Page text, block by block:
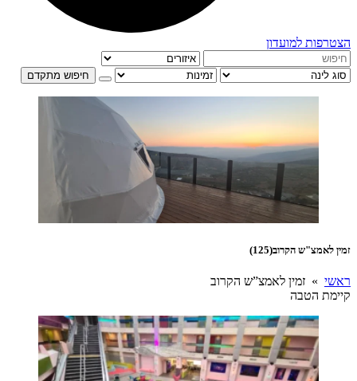
הצטרפות למועדון
חיפוש מתקדם
זמין לאמצ"ש הקרוב(125)
ראשי » זמין לאמצ”ש הקרוב
קיימת הטבה